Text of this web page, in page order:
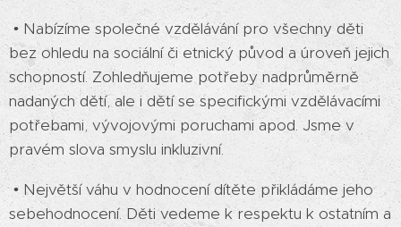
• Nabízíme společné vzdělávání pro všechny děti
bez ohledu na sociální či etnický původ a úroveň jejich
schopností. Zohledňujeme potřeby nadprůměrně
nadaných dětí, ale i dětí se specifickými vzdělávacími
potřebami, vývojovými poruchami apod. Jsme v
pravém slova smyslu inkluzivní.
• Největší váhu v hodnocení dítěte přikládáme jeho
sebehodnocení. Děti vedeme k respektu k ostatním a